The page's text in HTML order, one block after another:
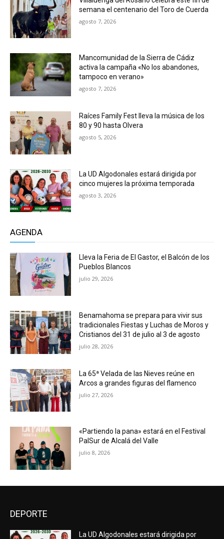
semana el centenario del Toro de Cuerda
agosto 7, 2026
Mancomunidad de la Sierra de Cádiz
activa la campaña «No los abandones,
tampoco en verano»
agosto 7, 2026
Raíces Family Fest lleva la música de los
80 y 90 hasta Olvera
agosto 5, 2026
La UD Algodonales estará dirigida por
cinco mujeres la próxima temporada
agosto 3, 2026
AGENDA
Lleva la Feria de El Gastor, el Balcón de los
Pueblos Blancos
julio 29, 2026
Benamahoma se prepara para vivir sus
tradicionales Fiestas y Luchas de Moros y
Cristianos del 31 de julio al 3 de agosto
julio 28, 2026
La 65ª Velada de las Nieves reúne en
Arcos a grandes figuras del flamenco
julio 27, 2026
«Partiendo la pana» estará en el Festival
PalSur de Alcalá del Valle
julio 8, 2026
DEPORTE
La UD Algodonales estará dirigida por